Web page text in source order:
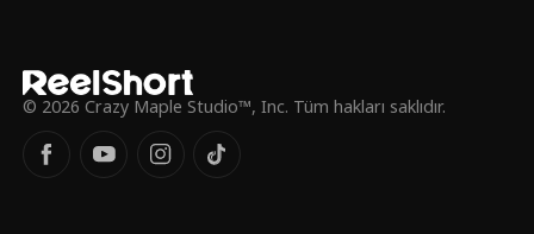
© 2026 Crazy Maple Studio™, Inc. Tüm hakları saklıdır.